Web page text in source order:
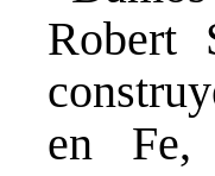
Robert
en Fe,